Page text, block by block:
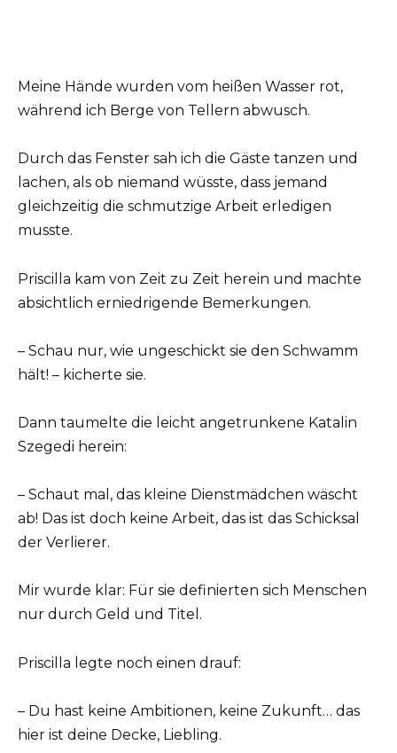
Meine Hände wurden vom heißen Wasser rot,
während ich Berge von Tellern abwusch.
Durch das Fenster sah ich die Gäste tanzen und
lachen, als ob niemand wüsste, dass jemand
gleichzeitig die schmutzige Arbeit erledigen
musste.
Priscilla kam von Zeit zu Zeit herein und machte
absichtlich erniedrigende Bemerkungen.
– Schau nur, wie ungeschickt sie den Schwamm
hält! – kicherte sie.
Dann taumelte die leicht angetrunkene Katalin
Szegedi herein:
– Schaut mal, das kleine Dienstmädchen wäscht
ab! Das ist doch keine Arbeit, das ist das Schicksal
der Verlierer.
Mir wurde klar: Für sie definierten sich Menschen
nur durch Geld und Titel.
Priscilla legte noch einen drauf:
– Du hast keine Ambitionen, keine Zukunft… das
hier ist deine Decke, Liebling.